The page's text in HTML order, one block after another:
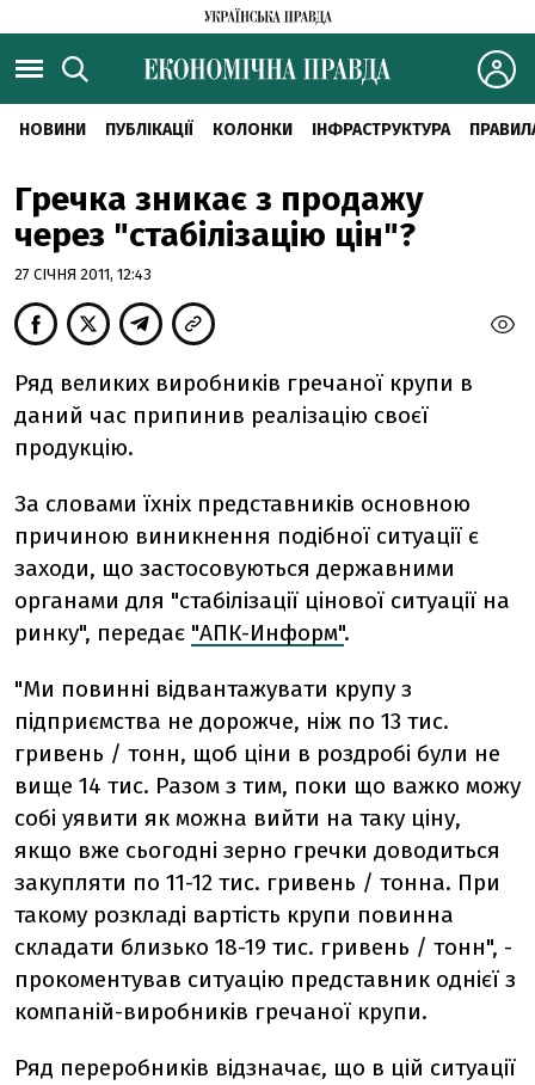
НОВИНИ ПУБЛІКАЦІЇ КОЛОНКИ ІНФРАСТРУКТУРА
Гречка зникає з продажу
через "стабілізацію цін"?
27 СІЧНЯ 2011, 12:43
Ряд великих виробників гречаної крупи в
даний час припинив реалізацію своєї
продукцію.
За словами їхніх представників основною
причиною виникнення подібної ситуації є
заходи, що застосовуються державними
органами для "стабілізації цінової ситуації на
ринку", передає "АПК-Информ".
"Ми повинні відвантажувати крупу з
підприємства не дорожче, ніж по 13 тис.
гривень / тонн, щоб ціни в роздробі були не
вище 14 тис. Разом з тим, поки що важко можу
собі уявити як можна вийти на таку ціну,
якщо вже сьогодні зерно гречки доводиться
закупляти по 11-12 тис. гривень / тонна. При
такому розкладі вартість крупи повинна
складати близько 18-19 тис. гривень / тонн", -
прокоментував ситуацію представник однієї з
компаній-виробників гречаної крупи.
Ряд переробників відзначає, що в цій ситуації